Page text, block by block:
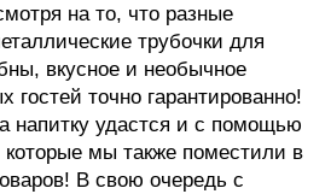
на то, что разные
трубочки для
вкусное и необычное
гостей точно гарантированно!
напитку удастся и с помощью
которые мы также поместили в
В свою очередь с